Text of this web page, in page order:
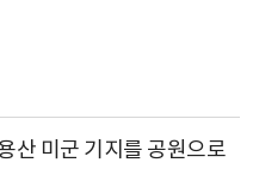
산 미군 기지를 공원으로